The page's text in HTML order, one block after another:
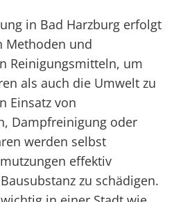
in Bad Harzburg erfolgt
Methoden und
Reinigungsmitteln, um
als auch die Umwelt zu
Einsatz von
Dampfreinigung oder
werden selbst
effektiv
zu schädigen.